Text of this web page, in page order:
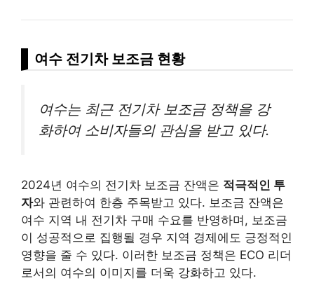
여수 전기차 보조금 현황
여수는 최근 전기차 보조금 정책을 강
화하여 소비자들의 관심을 받고 있다.
2024년 여수의 전기차 보조금 잔액은 적극적인 투
자와 관련하여 한층 주목받고 있다. 보조금 잔액은
여수 지역 내 전기차 구매 수요를 반영하며, 보조금
이 성공적으로 집행될 경우 지역 경제에도 긍정적인
영향을 줄 수 있다. 이러한 보조금 정책은 ECO 리더
로서의 여수의 이미지를 더욱 강화하고 있다.